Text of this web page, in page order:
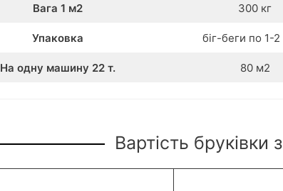
Вага 1 м2 300 кг
Упаковка біг-беги по 1-
На одну машину 22 т. 80 м2
Вартість